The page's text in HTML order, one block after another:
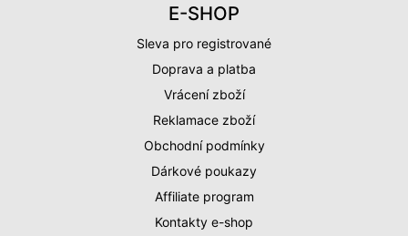
E-SHOP
Sleva pro registrované
Doprava a platba
Vrácení zboží
Reklamace zboží
Obchodní podmínky
Dárkové poukazy
Affiliate program
Kontakty e-shop